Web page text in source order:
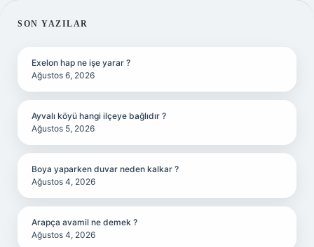
SIDEBAR
SON YAZILAR
Exelon hap ne işe yarar ?
Ağustos 6, 2026
Ayvalı köyü hangi ilçeye bağlıdır ?
Ağustos 5, 2026
Boya yaparken duvar neden kalkar ?
Ağustos 4, 2026
Arapça avamil ne demek ?
Ağustos 4, 2026